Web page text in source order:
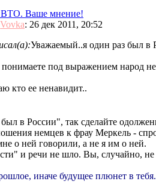
ВТО. Ваше мнение!
Vovka: 26 дек 2011, 20:52
Уважаемый..я один раз был в
под выражением народ
кто ее ненавидит..
в России", так сделайте
немцев к фрау Меркель -
о ней говорили, а не я им о ней.
и речи не шло. Вы, случайно, не
иначе будущее плюнет в тебя.